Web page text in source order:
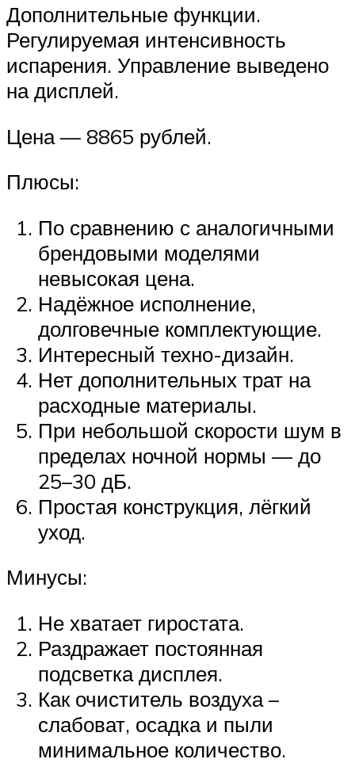
Дополнительные функции.
Регулируемая интенсивность
испарения. Управление выведено
на дисплей.
Цена — 8865 рублей.
Плюсы:
По сравнению с аналогичными
брендовыми моделями
невысокая цена.
Надёжное исполнение,
долговечные комплектующие.
Интересный техно-дизайн.
Нет дополнительных трат на
расходные материалы.
При небольшой скорости шум в
пределах ночной нормы — до
25–30 дБ.
Простая конструкция, лёгкий
уход.
Минусы:
Не хватает гиростата.
Раздражает постоянная
подсветка дисплея.
Как очиститель воздуха –
слабоват, осадка и пыли
минимальное количество.